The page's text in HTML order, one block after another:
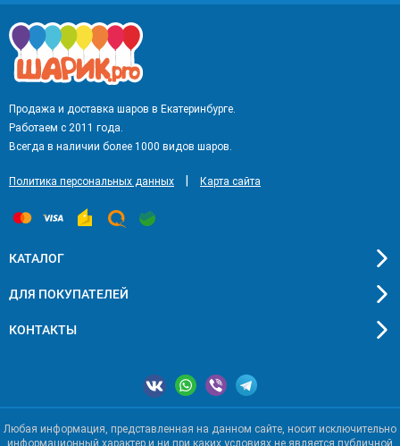
Продажа и доставка шаров в Екатеринбурге.
Работаем с 2011 года.
Всегда в наличии более 1000 видов шаров.
Политика персональных данных Карта сайта
КАТАЛОГ
ДЛЯ ПОКУПАТЕЛЕЙ
КОНТАКТЫ
Любая информация, представленная на данном сайте, носит исключительно
информационный характер и ни при каких условиях не является публичной